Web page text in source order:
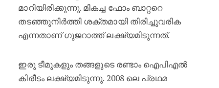
മാറിയിരിക്കുന്നു. മികച്ച ഫോം ബാറ്ററെ
തടഞ്ഞുനിർത്തി ശക്തമായി തിരിച്ചുവരിക
എന്നതാണ് ഗുജറാത്ത് ലക്ഷ്യമിടുന്നത്.
ഇരു ടീമുകളും തങ്ങളുടെ രണ്ടാം ഐപിഎൽ
കിരീടം ലക്ഷ്യമിടുന്നു. 2008 ലെ പ്രഥമ